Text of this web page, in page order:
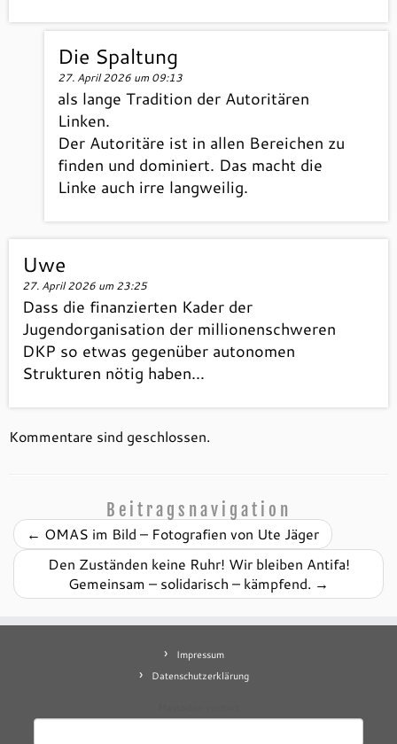
Die Spaltung
27. April 2026 um 09:13
als lange Tradition der Autoritären
Linken.
Der Autoritäre ist in allen Bereichen zu
finden und dominiert. Das macht die
Linke auch irre langweilig.
Uwe
27. April 2026 um 23:25
Dass die finanzierten Kader der
Jugendorganisation der millionenschweren
DKP so etwas gegenüber autonomen
Strukturen nötig haben…
Kommentare sind geschlossen.
Beitragsnavigation
← OMAS im Bild – Fotografien von Ute Jäger
Den Zuständen keine Ruhr! Wir bleiben Antifa!
Gemeinsam – solidarisch – kämpfend. →
Impressum
Datenschutzerklärung